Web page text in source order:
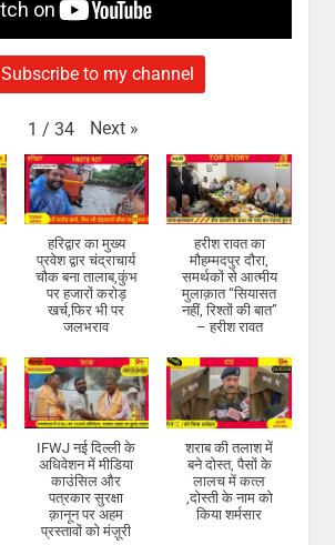
Subscribe to my channel
1 / 34 Next »
हरिद्वार का मुख्य
प्रवेश द्वार चंद्राचार्य
चौक बना तालाब,कुंभ
पर हजारों करोड़
खर्च,फिर भी पर
जलभराव
हरीश रावत का
मौहम्मदपुर दौरा,
समर्थकों से आत्मीय
मुलाक़ात “सियासत
नहीं, रिश्तों की बात”
– हरीश रावत
IFWJ नई दिल्ली के
अधिवेशन में मीडिया
काउंसिल और
पत्रकार सुरक्षा
क़ानून पर अहम
प्रस्तावों को मंज़ूरी
शराब की तलाश में
बने दोस्त, पैसों के
लालच में कत्ल
,दोस्ती के नाम को
किया शर्मसार